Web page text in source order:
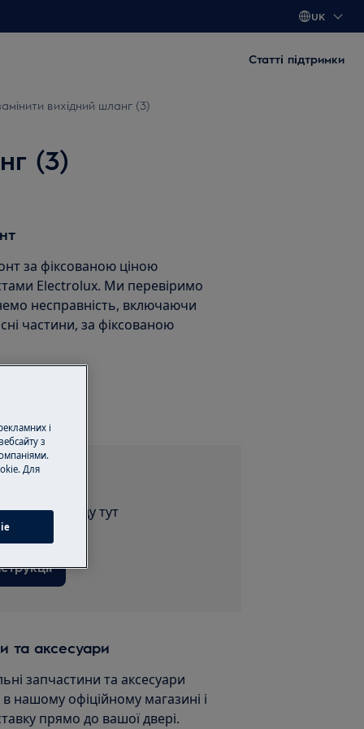
UK
Статті підтримки
вихідний шланг (3)
(3)
за фіксованою ціною
Electrolux. Ми перевіримо
несправність, включаючи
частини, за фіксованою
для приладу тут
та аксесуари
запчастини та аксесуари
в нашому офіційному магазині і
прямо до вашої двері.
і
з
Для